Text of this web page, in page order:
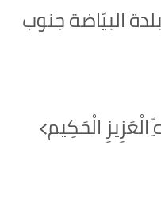
بلدة البيّاضة جنوب
الْعَزِيزِ الْحَكِيم﴾‏